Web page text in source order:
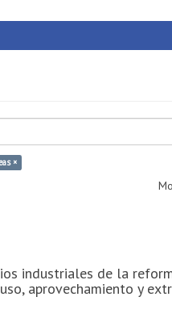
×
industriales de la
aprovechamiento y